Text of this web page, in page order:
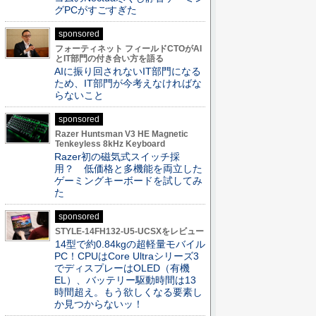
グPCがすごすぎた
sponsored
フォーティネット フィールドCTOがAI
とIT部門の付き合い方を語る
AIに振り回されないIT部門になる
ため、IT部門が今考えなければな
らないこと
sponsored
Razer Huntsman V3 HE Magnetic
Tenkeyless 8kHz Keyboard
Razer初の磁気式スイッチ採
用？ 低価格と多機能を両立した
ゲーミングキーボードを試してみ
た
sponsored
STYLE-14FH132-U5-UCSXをレビュー
14型で約0.84kgの超軽量モバイル
PC！CPUはCore Ultraシリーズ3
でディスプレーはOLED（有機
EL）、バッテリー駆動時間は13
時間超え。もう欲しくなる要素し
か見つからないッ！